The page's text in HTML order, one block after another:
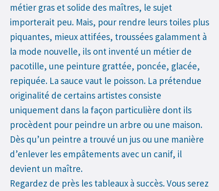
métier gras et solide des maîtres, le sujet
importerait peu. Mais, pour rendre leurs toiles plus
piquantes, mieux attifées, troussées galamment à
la mode nouvelle, ils ont inventé un métier de
pacotille, une peinture grattée, poncée, glacée,
repiquée. La sauce vaut le poisson. La prétendue
originalité de certains artistes consiste
uniquement dans la façon particulière dont ils
procèdent pour peindre un arbre ou une maison.
Dès qu’un peintre a trouvé un jus ou une manière
d’enlever les empâtements avec un canif, il
devient un maître.
Regardez de près les tableaux à succès. Vous serez